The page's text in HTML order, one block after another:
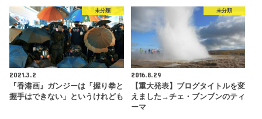
未分類
2021.3.2
『香港画』ガンジーは「握り拳と
握手はできない」というけれども
未分類
2016.8.29
【重大発表】ブログタイトルを変
えました→チェ・ブンブンのティ
ーマ